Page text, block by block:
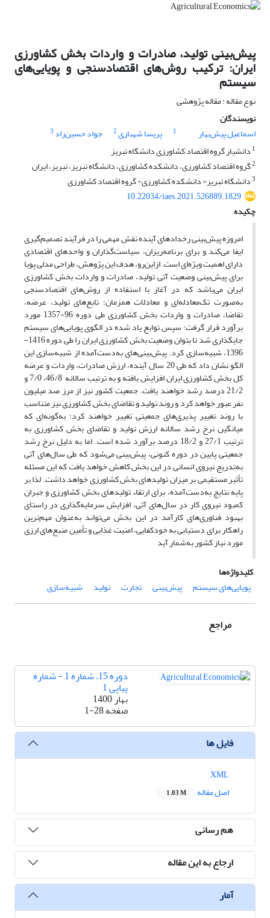
پیش‌بینی تولید، صادرات و واردات بخش کشاورزی
ایران: ترکیب روش‌های اقتصادسنجی و پویایی‌های
سیستم
نوع مقاله : مقاله پژوهشی
نویسندگان
اسماعیل پیش‌بهار
1 پریسا شهبازی2 جواد حسین‌زاد 3
1 دانشیار گروه اقتصاد کشاورزی دانشگاه تبریز
2گروه اقتصاد کشاورزی، دانشکده کشاورزی، دانشگاه تبریز، تبریز، ایران
3دانشگاه تبریز- دانشکده کشاورزی- گروه اقتصاد کشاورزی
10.22034/iaes.2021.526889.1829
چکیده
امروزه پیش‌بینی رخدادهای آینده نقش مهمی را در فرآیند تصمیم‌گیری
ایفا می‌کند و برای برنامه‌ریزان، سیاست‌گذاران و واحدهای اقتصادی
دارای اهمیت ویژه‌ای است. ازاین‌رو، هدف این پژوهش، طراحی مدلی پویا
برای پیش‌بینی وضعیت آتی تولید، صادرات و واردات بخش کشاورزی
ایران می‌باشد که در آغاز با استفاده از روش‌های اقتصادسنجی
به‌صورت تک‌معادله‌ای و معادلات ‌همزمان؛ تابع‌های تولید، عرضه،
تقاضا، صادرات و واردات بخش کشاورزی طی دوره 96-1357 مورد
برآورد قرار گرفت؛ سپس توابع یاد شده در الگوی پویایی‌های ‌سیستم
جایگذاری شد تا بتوان وضعیت بخش کشاورزی ایران را طی دوره 1416-
1396، شبیه‌سازی کرد. پیش‌بینی‌های به‌دست‌آمده از شبیه‌سازی این
الگو نشان داد که طی 20 سال آینده، ارزش صادرات، واردات و عرضه
کل بخش کشاورزی ایران افزایش یافته و به ترتیب سالانه 46/8، 7/0 و
21/2 درصد رشد خواهند یافت. جمعیت کشور نیز از مرز صد میلیون
نفر عبور خواهد کرد و روند تولید و تقاضای بخش کشاورزی نیز متناسب
با روند تغییر پذیری‌های جمعیتی تغییر خواهند کرد؛ به‌گونه‌ای که
میانگین نرخ رشد سالانه ارزش تولید و تقاضای بخش کشاورزی به
ترتیب 27/1 و 18/2 درصد برآورد شده است. اما به دلیل نرخ رشد
جمعیتی پایین در دوره کنونی، پیش‌بینی می‌شود که طی سال‌های آتی
به‌تدریج نیروی انسانی در این بخش کاهش خواهد یافت که این مسئله
تأثیر مستقیمی بر میزان تولیدهای بخش کشاورزی خواهد داشت. لذا بر
پایه نتایج به‌دست‌آمده، برای ارتقاء تولیدهای بخش کشاورزی و جبران
کمبود نیروی کار در سال‌های آتی، افزایش سرمایه‌گذاری در راستای
بهبود فناوری‌های کارآمد در این بخش می‌تواند به‌عنوان مهم‌ترین
راهکار برای دستیابی به خودکفایی، امنیت غذایی و تأمین منبع‌های ارزی
مورد نیاز کشور به‌شمار ‌آید
کلیدواژه‌ها
پویایی‌های سیستم
پیش‌بینی تجارت تولید شبیه‌سازی
مراجع
دوره 15، شماره 1 - شماره
پیاپی 1
بهار 1400
صفحه1-28
فایل ها
اصل مقاله
1.03 M
هم رسانی
ارجاع به این مقاله
آمار